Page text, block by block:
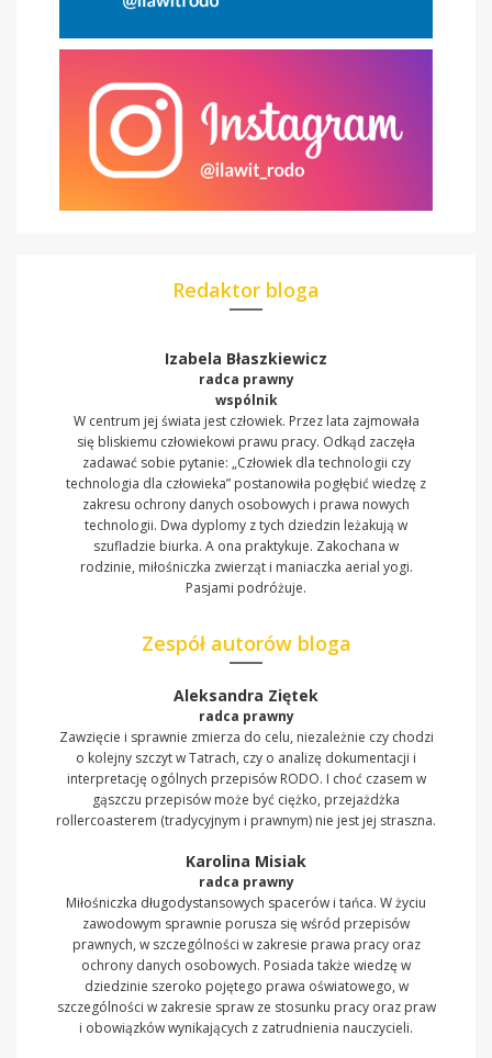
Redaktor bloga
Izabela Błaszkiewicz
radca prawny
wspólnik
W centrum jej świata jest człowiek. Przez lata zajmowała
się bliskiemu człowiekowi prawu pracy. Odkąd zaczęła
zadawać sobie pytanie: „Człowiek dla technologii czy
technologia dla człowieka” postanowiła pogłębić wiedzę z
zakresu ochrony danych osobowych i prawa nowych
technologii. Dwa dyplomy z tych dziedzin leżakują w
szufladzie biurka. A ona praktykuje. Zakochana w
rodzinie, miłośniczka zwierząt i maniaczka aerial yogi.
Pasjami podróżuje.
Zespół autorów bloga
Aleksandra Ziętek
radca prawny
Zawzięcie i sprawnie zmierza do celu, niezależnie czy chodzi
o kolejny szczyt w Tatrach, czy o analizę dokumentacji i
interpretację ogólnych przepisów RODO. I choć czasem w
gąszczu przepisów może być ciężko, przejażdżka
rollercoasterem (tradycyjnym i prawnym) nie jest jej straszna.
Karolina Misiak
radca prawny
Miłośniczka długodystansowych spacerów i tańca. W życiu
zawodowym sprawnie porusza się wśród przepisów
prawnych, w szczególności w zakresie prawa pracy oraz
ochrony danych osobowych. Posiada także wiedzę w
dziedzinie szeroko pojętego prawa oświatowego, w
szczególności w zakresie spraw ze stosunku pracy oraz praw
i obowiązków wynikających z zatrudnienia nauczycieli.